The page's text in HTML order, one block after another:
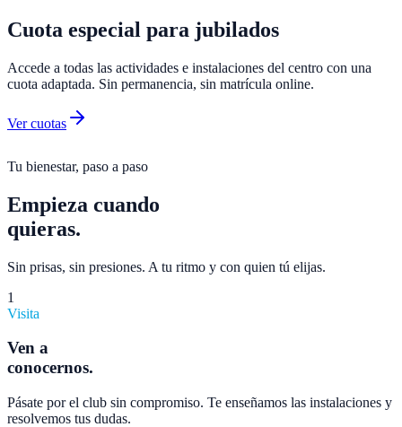
Cuota especial para jubilados
Accede a todas las actividades e instalaciones del centro con una
cuota adaptada. Sin permanencia, sin matrícula online.
Ver cuotas
Tu bienestar, paso a paso
Empieza cuando
quieras.
Sin prisas, sin presiones. A tu ritmo y con quien tú elijas.
1
Visita
Ven a
conocernos.
Pásate por el club sin compromiso. Te enseñamos las instalaciones y
resolvemos tus dudas.